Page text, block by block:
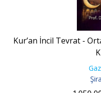
Kur’an İncil Tevrat -